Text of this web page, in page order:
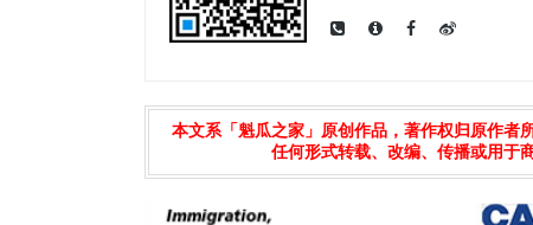
本文系「魁瓜之家」原创作品，著作权归原作者
任何形式转载、改编、传播或用于